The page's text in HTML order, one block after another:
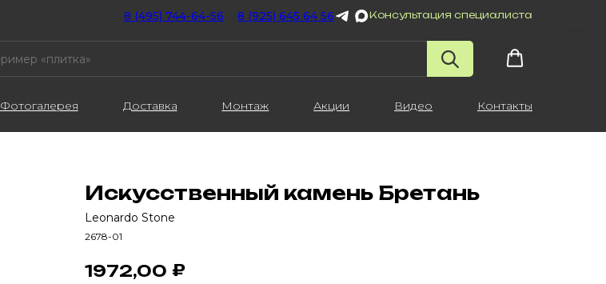
8 (495) 744-64-56 8 (925) 645 64 56 Консультация специалиста
Фотогалерея Доставка Монтаж Акции Видео Контакты
Искусственный камень Бретань
Leonardo Stone
2678-01
1972,00 ₽